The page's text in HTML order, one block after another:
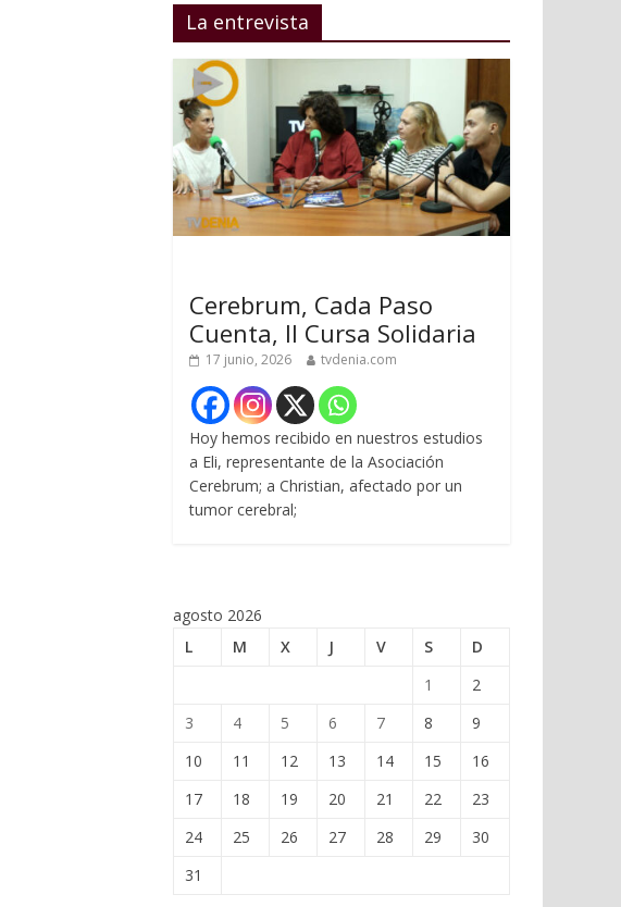
La entrevista
Cerebrum, Cada Paso
Cuenta, II Cursa Solidaria
17 junio, 2026 tvdenia.com
Hoy hemos recibido en nuestros estudios
a Eli, representante de la Asociación
Cerebrum; a Christian, afectado por un
tumor cerebral;
agosto 2026
L
M X J V S
D
1
2
3
4 5 6 7 8
9
10
11 12 13 14 15
16
17
18 19 20 21 22
23
24
25 26 27 28 29
30
31